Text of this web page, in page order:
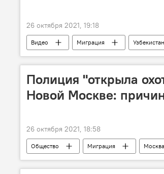
26 октября 2021, 19:18
Видео Миграция Узбекистан
Полиция "открыла
Новой Москве:
26 октября 2021, 18:58
Общество Миграция Москва